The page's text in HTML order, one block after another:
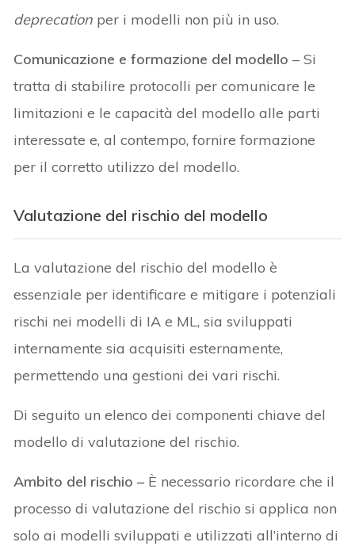
deprecation per i modelli non più in uso.
Comunicazione e formazione del modello – Si
tratta di stabilire protocolli per comunicare le
limitazioni e le capacità del modello alle parti
interessate e, al contempo, fornire formazione
per il corretto utilizzo del modello.
Valutazione del rischio del modello
La valutazione del rischio del modello è
essenziale per identificare e mitigare i potenziali
rischi nei modelli di IA e ML, sia sviluppati
internamente sia acquisiti esternamente,
permettendo una gestioni dei vari rischi.
Di seguito un elenco dei componenti chiave del
modello di valutazione del rischio.
Ambito del rischio – È necessario ricordare che il
processo di valutazione del rischio si applica non
solo ai modelli sviluppati e utilizzati all’interno di